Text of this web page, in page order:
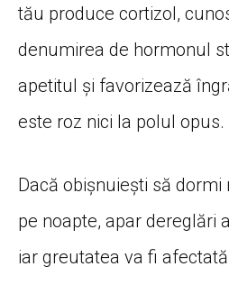
tău produce cortizol,
denumirea de hormonul
apetitul și favorizează
este roz nici la polul opus.
Dacă obișnuiești să
pe noapte, apar dereglări
iar greutatea va fi